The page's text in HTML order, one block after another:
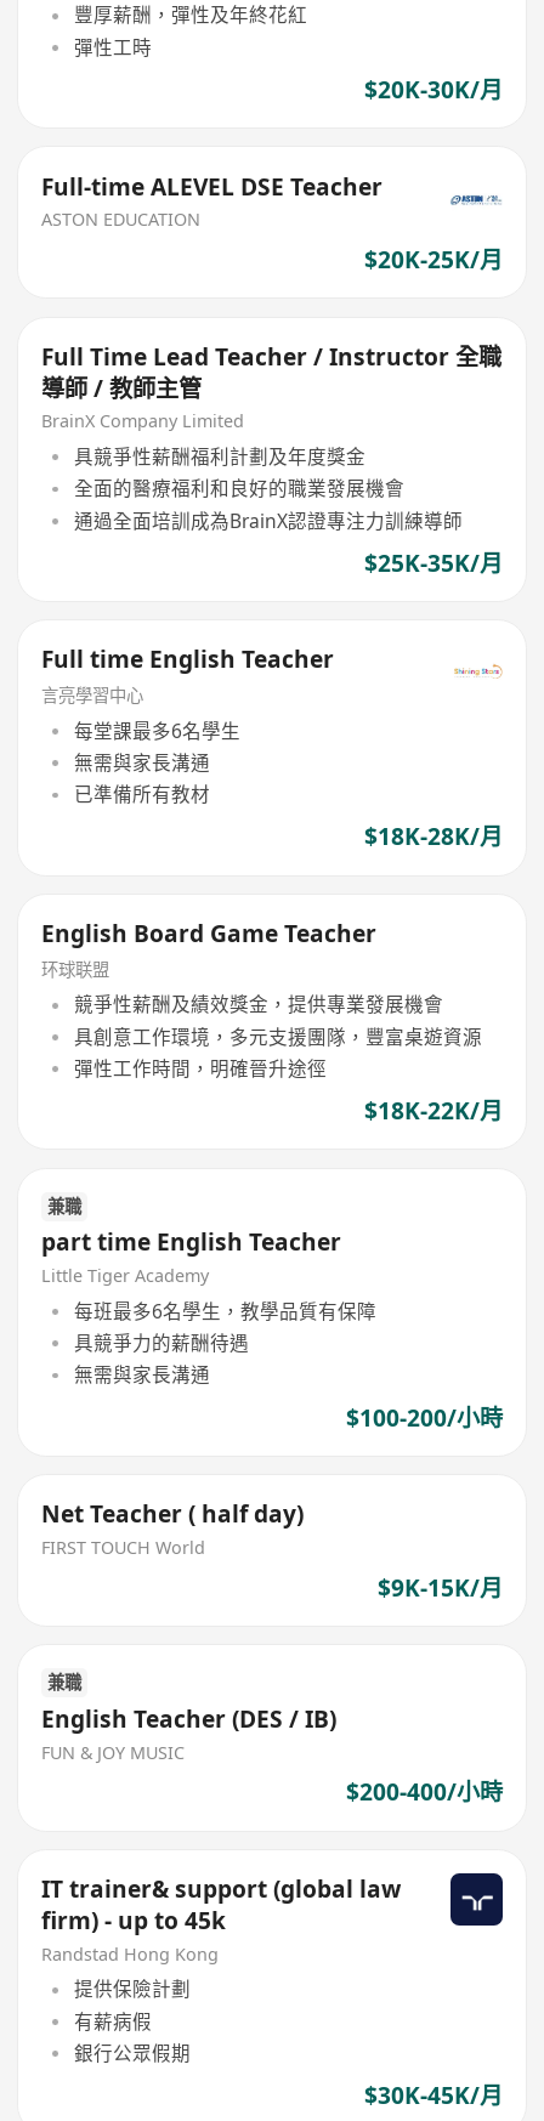
豐厚薪酬，彈性及年終花紅
彈性工時
$20K-30K/月
Full-time ALEVEL DSE Teacher
ASTON EDUCATION
$20K-25K/月
Full Time Lead Teacher / Instructor 全職
導師 / 教師主管
BrainX Company Limited
具競爭性薪酬福利計劃及年度獎金
全面的醫療福利和良好的職業發展機會
通過全面培訓成為BrainX認證專注力訓練導師
$25K-35K/月
Full time English Teacher
言亮學習中心
每堂課最多6名學生
無需與家長溝通
已準備所有教材
$18K-28K/月
English Board Game Teacher
环球联盟
競爭性薪酬及績效獎金，提供專業發展機會
具創意工作環境，多元支援團隊，豐富桌遊資源
彈性工作時間，明確晉升途徑
$18K-22K/月
兼職
part time English Teacher
Little Tiger Academy
每班最多6名學生，教學品質有保障
具競爭力的薪酬待遇
無需與家長溝通
$100-200/小時
Net Teacher ( half day)
FIRST TOUCH World
$9K-15K/月
兼職
English Teacher (DES / IB)
FUN & JOY MUSIC
$200-400/小時
IT trainer& support (global law
firm) - up to 45k
Randstad Hong Kong
提供保險計劃
有薪病假
銀行公眾假期
$30K-45K/月